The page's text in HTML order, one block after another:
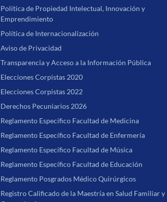
Política de Propiedad Intelectual, Innovación y
Emprendimiento
Política de Internacionalización
Aviso de Privacidad
Transparencia y Acceso a la Información Pública
Elecciones Corpistas 2020
Elecciones Corpistas 2022
Derechos Pecuniarios 2026
Reglamento Específico Facultad de Medicina
Reglamento Específico Facultad de Enfermería
Reglamento Específico Facultad de Música
Reglamento Específico Facultad de Educación
Reglamento Posgrados Médico Quirúrgicos
Registro Calificado de la Maestría en Salud Familiar y